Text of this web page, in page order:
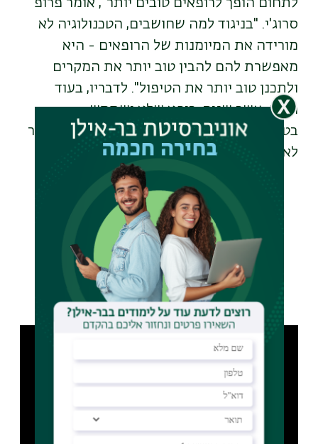
לתחום הופך לרופאים טובים יותר", אומר פרופ'
סרוג'י. "בניגוד למה שחושבים, הטכנולוגיה לא
מורידה את המיומנות של הרופאים - היא
מאפשרת להם להבין טוב יותר את המקרים
ולתכנן טוב יותר את הטיפול". לדבריו, בעוד
חמש-עשר שנים, רופא שלא ישתמש
בטכנולוגיות אלה עלול להיחשב כרשלן. "זה כבר
לא העתיד - זה ההווה", הוא מסכם.